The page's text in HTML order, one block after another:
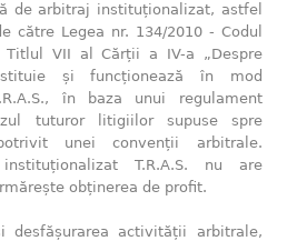
de arbitraj instituționalizat, astfel
către Legea nr. 134/2010 - Codul
VII al Cărții a IV-a „Despre
și funcționează în mod
în baza unui regulament
tuturor litigiilor supuse spre
unei convenții arbitrale.
T.R.A.S. nu are
obținerea de profit.
desfășurarea activității arbitrale,